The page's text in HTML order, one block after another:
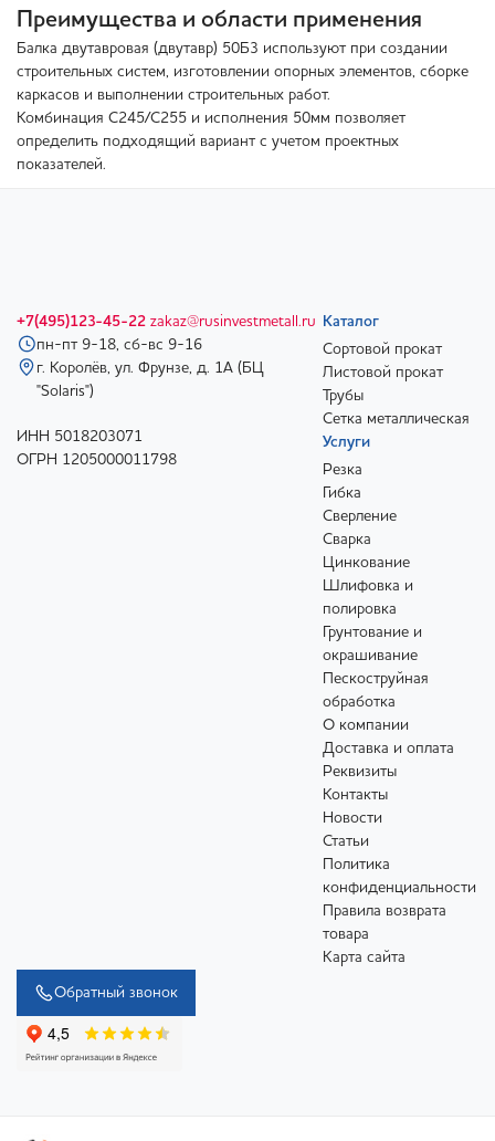
Преимущества и области применения
Балка двутавровая (двутавр) 50Б3 используют при создании
строительных систем, изготовлении опорных элементов, сборке
каркасов и выполнении строительных работ.
Комбинация С245/С255 и исполнения 50мм позволяет
определить подходящий вариант с учетом проектных
показателей.
+7(495)123-45-22 zakaz@rusinvestmetall.ru
пн-пт 9-18, сб-вс 9-16
г. Королёв, ул. Фрунзе, д. 1А (БЦ
"Solaris")
ИНН 5018203071
ОГРН 1205000011798
Каталог
Сортовой прокат
Листовой прокат
Трубы
Сетка металлическая
Услуги
Резка
Гибка
Сверление
Сварка
Цинкование
Шлифовка и
полировка
Грунтование и
окрашивание
Пескоструйная
обработка
О компании
Доставка и оплата
Реквизиты
Контакты
Новости
Статьи
Политика
конфиденциальности
Правила возврата
товара
Карта сайта
Обратный звонок